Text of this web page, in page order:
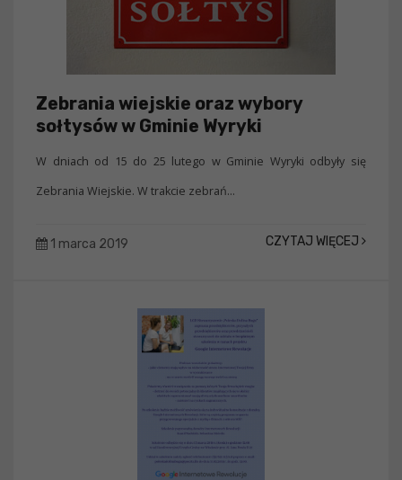
Zebrania wiejskie oraz wybory
sołtysów w Gminie Wyryki
W dniach od 15 do 25 lutego w Gminie Wyryki odbyły się
Zebrania Wiejskie. W trakcie zebrań...
1 marca 2019 CZYTAJ WIĘCEJ